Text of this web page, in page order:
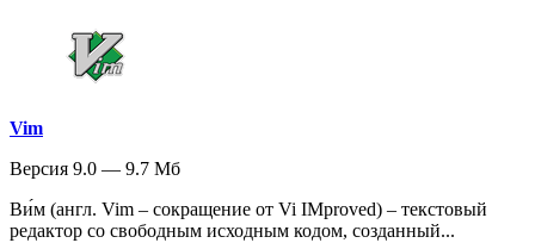
Vim
Версия 9.0 — 9.7 Мб
Ви́м (англ. Vim – сокращение от Vi IMproved) – текстовый
редактор со свободным исходным кодом, созданный...